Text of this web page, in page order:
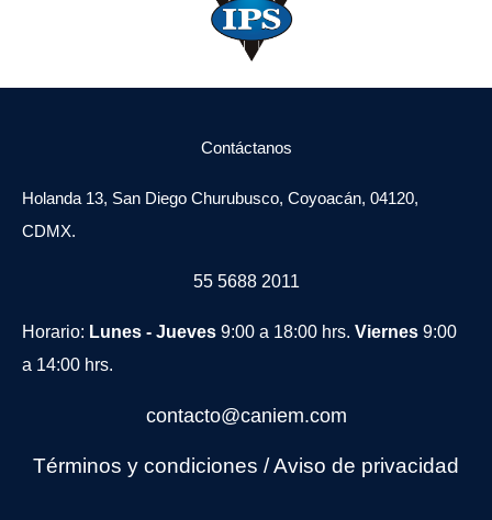
Contáctanos
Holanda 13, San Diego Churubusco, Coyoacán, 04120,
CDMX.
55 5688 2011
Horario: Lunes - Jueves 9:00 a 18:00 hrs. Viernes 9:00
a 14:00 hrs.
contacto@caniem.com
Términos y condiciones /Aviso de privacidad